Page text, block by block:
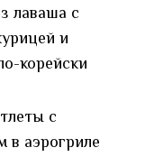
лаваша с
и
корейски
с
в аэрогриле